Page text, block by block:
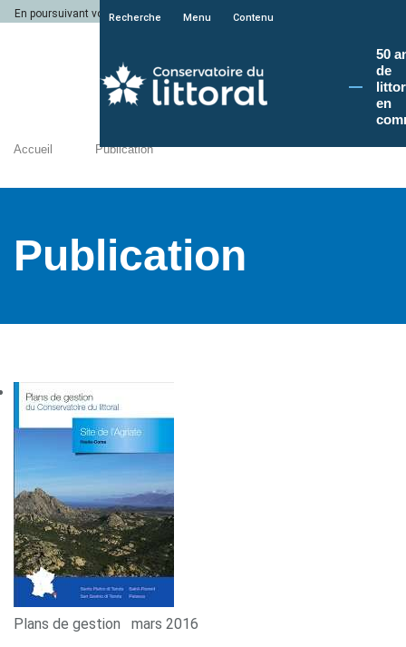
En poursuivant votre navigation sur le site du Conservatoire du littoral, vous
Recherche Menu Contenu
50
de
en
Accueil Publication
Publication
Plans de gestion mars 2016